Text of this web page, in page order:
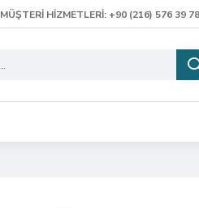
MÜŞTERI HIZMETLERI: +90 (216) 576 39 78